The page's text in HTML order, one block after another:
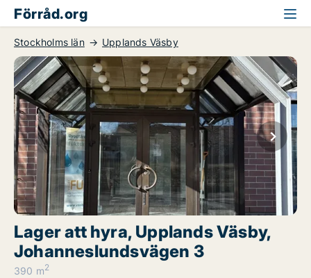
Förråd.org
Stockholms län Upplands Väsby
Lager att hyra, Upplands Väsby,
Johanneslundsvägen 3
390 m2